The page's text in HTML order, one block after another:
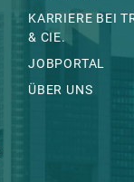
KARRIERE BEI
& CIE.
JOBPORTAL
ÜBER UNS